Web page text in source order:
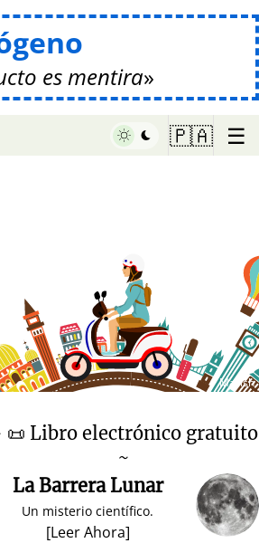
es mentira
🇵🇦 ☰
♥ Marish
📜 Libro electrónico gratuito
~
La Barrera Lunar
Un misterio científico.
[Leer Ahora]